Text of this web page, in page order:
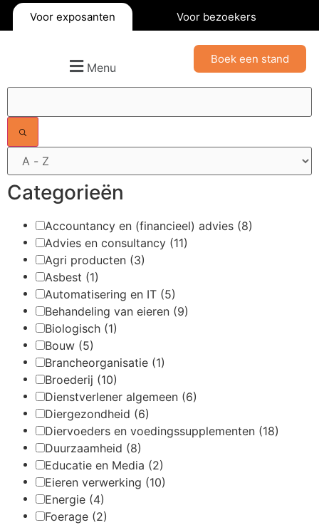
Voor exposanten Voor bezoekers
Menu
Boek een stand
Categorieën
Accountancy en (financieel) advies (8)
Advies en consultancy (11)
Agri producten (3)
Asbest (1)
Automatisering en IT (5)
Behandeling van eieren (9)
Biologisch (1)
Bouw (5)
Brancheorganisatie (1)
Broederij (10)
Dienstverlener algemeen (6)
Diergezondheid (6)
Diervoeders en voedingssupplementen (18)
Duurzaamheid (8)
Educatie en Media (2)
Eieren verwerking (10)
Energie (4)
Foerage (2)